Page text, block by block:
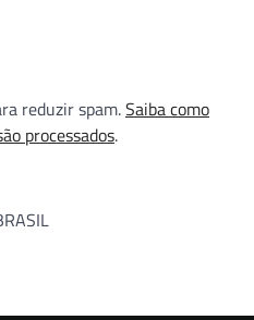
reduzir spam.Saiba como
processados.